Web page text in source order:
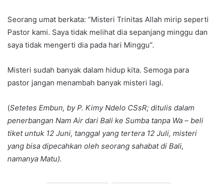
Seorang umat berkata: “Misteri Trinitas Allah mirip seperti
Pastor kami. Saya tidak melihat dia sepanjang minggu dan
saya tidak mengerti dia pada hari Minggu”.
Misteri sudah banyak dalam hidup kita. Semoga para
pastor jangan menambah banyak misteri lagi.
(Setetes Embun, by P. Kimy Ndelo CSsR; ditulis dalam
penerbangan Nam Air dari Bali ke Sumba tanpa Wa – beli
tiket untuk 12 Juni, tanggal yang tertera 12 Juli, misteri
yang bisa dipecahkan oleh seorang sahabat di Bali,
namanya Matu).